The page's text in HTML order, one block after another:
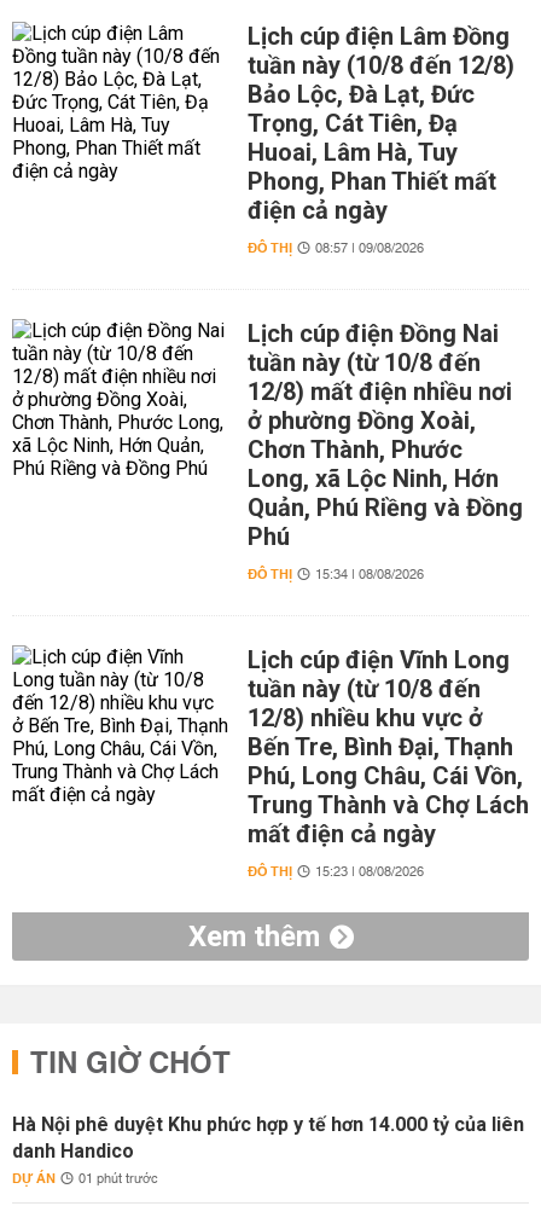
Lịch cúp điện Lâm Đồng
tuần này (10/8 đến 12/8)
Bảo Lộc, Đà Lạt, Đức
Trọng, Cát Tiên, Đạ
Huoai, Lâm Hà, Tuy
Phong, Phan Thiết mất
điện cả ngày
ĐÔ THỊ 08:57 | 09/08/2026
Lịch cúp điện Đồng Nai
tuần này (từ 10/8 đến
12/8) mất điện nhiều nơi
ở phường Đồng Xoài,
Chơn Thành, Phước
Long, xã Lộc Ninh, Hớn
Quản, Phú Riềng và Đồng
Phú
ĐÔ THỊ 15:34 | 08/08/2026
Lịch cúp điện Vĩnh Long
tuần này (từ 10/8 đến
12/8) nhiều khu vực ở
Bến Tre, Bình Đại, Thạnh
Phú, Long Châu, Cái Vồn,
Trung Thành và Chợ Lách
mất điện cả ngày
ĐÔ THỊ 15:23 | 08/08/2026
Xem thêm
TIN GIỜ CHÓT
Hà Nội phê duyệt Khu phức hợp y tế hơn 14.000 tỷ của liên
danh Handico
DỰ ÁN 01 phút trước